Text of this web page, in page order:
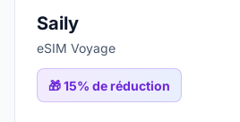
Saily
eSIM Voyage
🎁15% de réduction